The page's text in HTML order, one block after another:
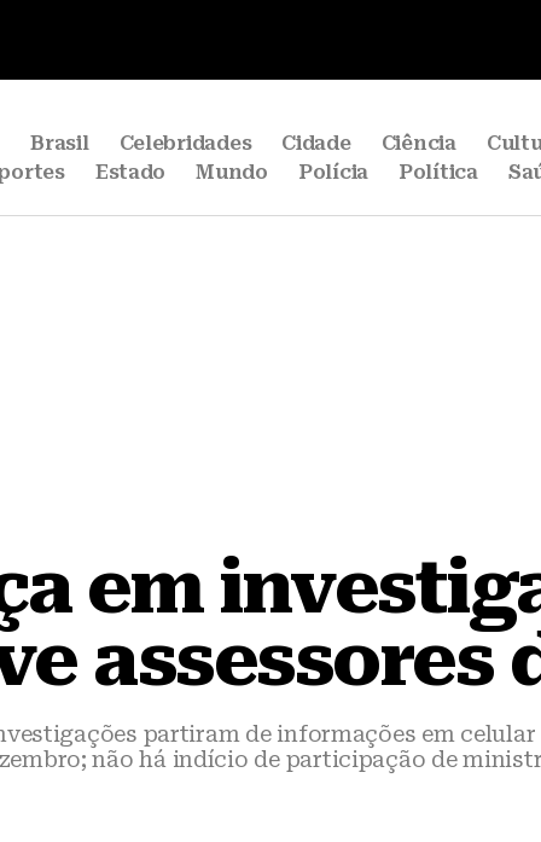
Brasil Celebridades Cidade Ciência
Estado Mundo Polícia Política
em
assessores
partiram de informações em
não há indício de participação de